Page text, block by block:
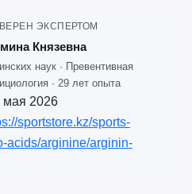
ЭКСПЕРТОМ
Князевна
наук · Превентивная
· 29 лет опыта
мая 2026
sportstore.kz/sports-
acids/arginine/arginin-